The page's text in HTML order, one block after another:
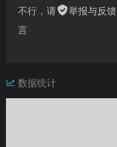
不行，请
举报与反馈
言
数据统计